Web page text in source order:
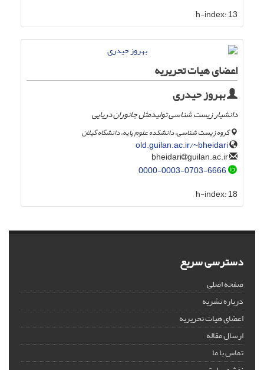
h-index:13
اعضای هیات تحریریه
بهروز حیدری
دانشیار زیست شناسی تولیدمثل جانوران دریایی
گروه زیست شناسی، دانشکده علوم پایه، دانشگاه گیلان
old.guilan.ac.ir/~bheidari
guilan.ac.ir
0000-0003-0703-6666
h-index:18
دسترسی سریع
صفحه اصلی
درباره نشریه
اعضای هیات تحریریه
ارسال مقاله
تماس با ما